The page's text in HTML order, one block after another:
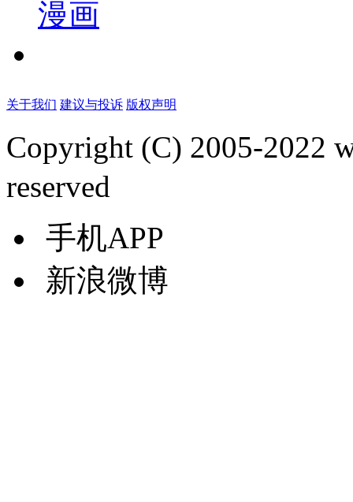
漫画
关于我们 建议与投诉 版权声明
Copyright (C) 2005-2022
reserved
手机APP
新浪微博